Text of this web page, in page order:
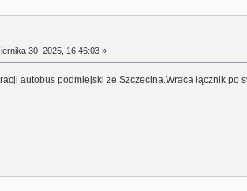
30, 2025, 16:46:03 »
autobus podmiejski ze Szczecina.Wraca łącznik po